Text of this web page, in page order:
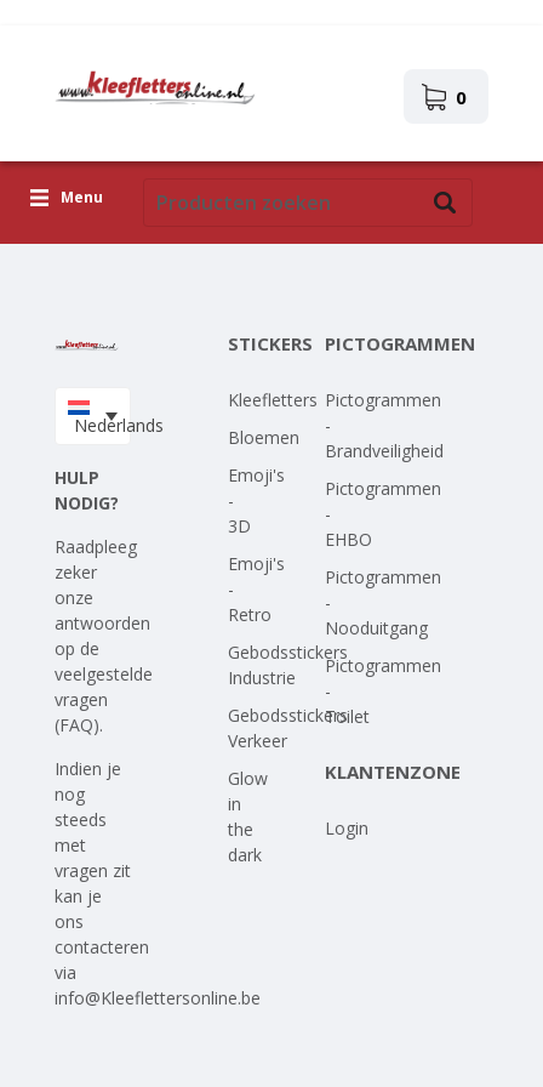
0
Menu
Upload je eigen ontwerp
Nederlands
HULP
NODIG?
Raadpleeg
zeker
onze
antwoorden
op de
veelgestelde
vragen
(FAQ).
Indien je
nog
steeds
met
vragen zit
kan je
ons
contacteren
via
info@Kleeflettersonline.be
STICKERS
Kleefletters
Bloemen
Emoji's
-
3D
Emoji's
-
Retro
Gebodsstickers
Industrie
Gebodsstickers
Verkeer
Glow
in
the
dark
PICTOGRAMMEN
Pictogrammen
-
Brandveiligheid
Pictogrammen
-
EHBO
Pictogrammen
-
Nooduitgang
Pictogrammen
-
Toilet
KLANTENZONE
Login